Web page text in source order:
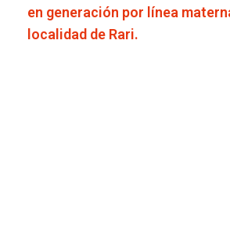
en generación por línea
localidad de Rari.